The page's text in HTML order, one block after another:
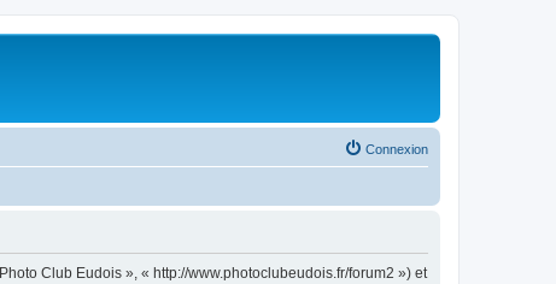
Connexion
Club Eudois », « http://www.photoclubeudois.fr/forum2 ») et